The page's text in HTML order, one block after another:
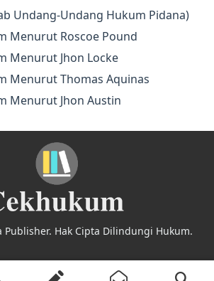
Undang-Undang Hukum Pidana)
Menurut Roscoe Pound
Menurut Jhon Locke
Menurut Thomas Aquinas
Menurut Jhon Austin
Hak Cipta Dilindungi Hukum.